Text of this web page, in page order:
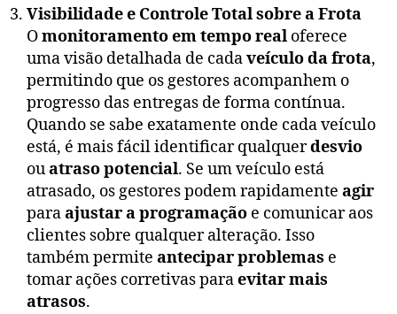
Visibilidade e Controle Total sobre a Frota
Omonitoramento em tempo real oferece
uma visão detalhada de cadaveículo da frota,
permitindo que os gestores acompanhem o
progresso das entregas de forma contínua.
Quando se sabe exatamente onde cada veículo
está, é mais fácil identificar qualquerdesvio
ouatraso potencial. Se um veículo está
atrasado, os gestores podem rapidamente agir
paraajustar a programação e comunicar aos
clientes sobre qualquer alteração. Isso
também permite antecipar problemas e
tomar ações corretivas paraevitar mais
atrasos.